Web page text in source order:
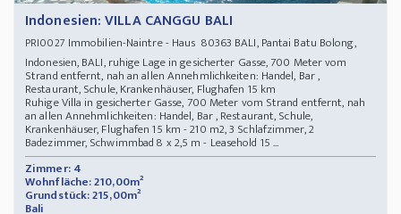
Indonesien: VILLA CANGGU BALI
PRI0027 Immobilien-Naintre - Haus 80363 BALI, Pantai Batu Bolong,
Indonesien, BALI, ruhige Lage in gesicherter Gasse, 700 Meter vom
Strand entfernt, nah an allen Annehmlichkeiten: Handel, Bar ,
Restaurant, Schule, Krankenhäuser, Flughafen 15 km
Ruhige Villa in gesicherter Gasse, 700 Meter vom Strand entfernt, nah
an allen Annehmlichkeiten: Handel, Bar , Restaurant, Schule,
Krankenhäuser, Flughafen 15 km - 210 m2, 3 Schlafzimmer, 2
Badezimmer, Schwimmbad 8 x 2,5 m - Leasehold 15 ...
Zimmer: 4
Wohnfläche: 210,00m²
Grundstück: 215,00m²
Bali